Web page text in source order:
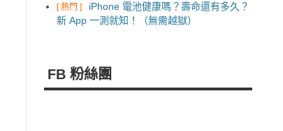
[ 熱門 ]
iPhone 電池健康嗎？壽命還有多久？
新 App 一測就知！（無需越獄）
FB 粉絲團